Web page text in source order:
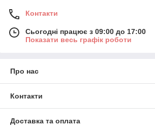
Контакти
Сьогодні працює з 09:00 до 17:00
Показати весь графік роботи
Про нас
Контакти
Доставка та оплата